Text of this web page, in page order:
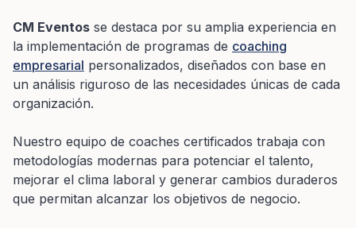
CM Eventos se destaca por su amplia experiencia en
la implementación de programas de coaching
empresarial personalizados, diseñados con base en
un análisis riguroso de las necesidades únicas de cada
organización.
Nuestro equipo de coaches certificados trabaja con
metodologías modernas para potenciar el talento,
mejorar el clima laboral y generar cambios duraderos
que permitan alcanzar los objetivos de negocio.